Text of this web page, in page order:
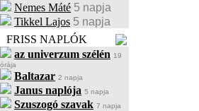
Nemes Máté 5 napja
Tikkel Lajos 5 napja
FRISS NAPLÓK
az univerzum szélén 19
órája
Baltazar 2 napja
Janus naplója 5 napja
Szuszogó szavak 7 napja